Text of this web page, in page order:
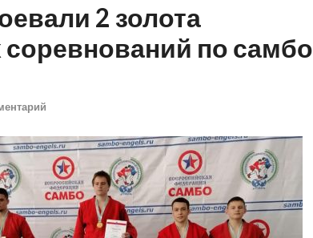
2 золота
по самбо